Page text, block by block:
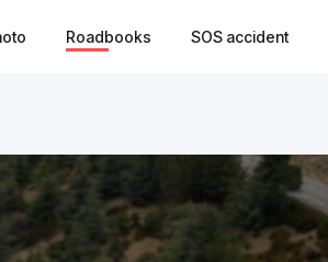
Roadbooks SOS accident